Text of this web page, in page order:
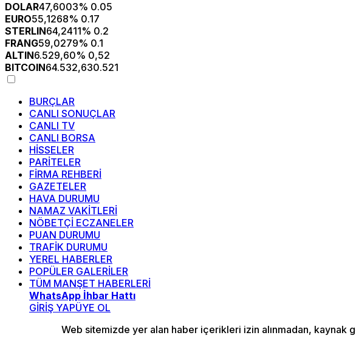
DOLAR47,6003% 0.05
EURO55,1268% 0.17
STERLIN64,2411% 0.2
FRANG59,0279% 0.1
ALTIN6.529,60% 0,52
BITCOIN64.532,630.521
BURÇLAR
CANLI SONUÇLAR
CANLI TV
CANLI BORSA
HİSSELER
PARİTELER
FİRMA REHBERİ
GAZETELER
HAVA DURUMU
NAMAZ VAKİTLERİ
NÖBETÇİ ECZANELER
PUAN DURUMU
TRAFİK DURUMU
YEREL HABERLER
POPÜLER GALERİLER
TÜM MANŞET HABERLERİ
WhatsApp İhbar Hattı
GİRİŞ YAPÜYE OL
Web sitemizde yer alan haber içerikleri izin alınmadan, kaynak